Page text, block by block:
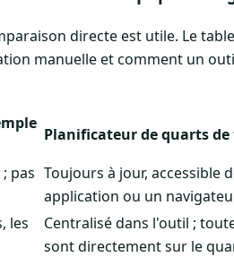
directe est utile. Le
manuelle et comment un
Planificateur de quarts
pas Toujours à jour, accessible
application ou un
les
Centralisé dans l'outil ;
sont directement sur le